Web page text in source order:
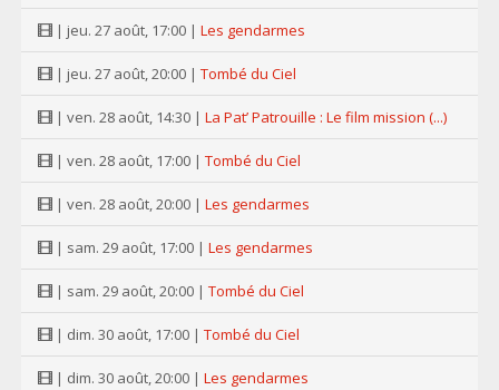
| jeu. 27 août, 17:00 | Les gendarmes
| jeu. 27 août, 20:00 | Tombé du Ciel
| ven. 28 août, 14:30 | La Pat’ Patrouille : Le film mission (...)
| ven. 28 août, 17:00 | Tombé du Ciel
| ven. 28 août, 20:00 | Les gendarmes
| sam. 29 août, 17:00 | Les gendarmes
| sam. 29 août, 20:00 | Tombé du Ciel
| dim. 30 août, 17:00 | Tombé du Ciel
| dim. 30 août, 20:00 | Les gendarmes